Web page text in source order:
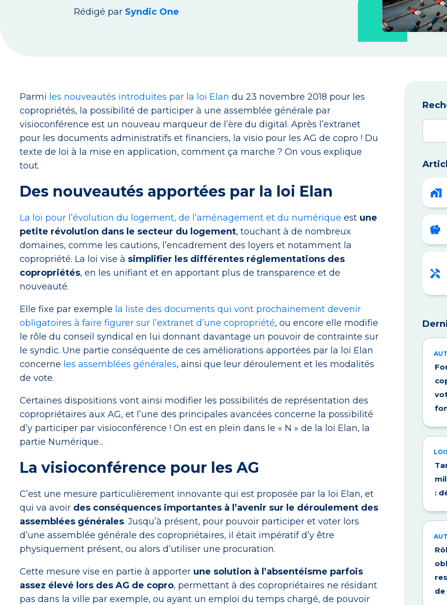
Rédigé par Syndic One
Parmi les nouveautés introduites par la loi Elan du 23 novembre 2018 pour les
copropriétés, la possibilité de participer à une assemblée générale par
visioconférence est un nouveau marqueur de l’ère du digital. Après l’extranet
pour les documents administratifs et financiers, la visio pour les AG de copro ! Du
texte de loi à la mise en application, comment ça marche ? On vous explique
tout.
Des nouveautés apportées par la loi Elan
La loi pour l’évolution du logement, de l’aménagement et du numérique est une
petite révolution dans le secteur du logement, touchant à de nombreux
domaines, comme les cautions, l’encadrement des loyers et notamment la
copropriété. La loi vise à simplifier les différentes réglementations des
copropriétés, en les unifiant et en apportant plus de transparence et de
nouveauté.
Elle fixe par exemple la liste des documents qui vont prochainement devenir
obligatoires à faire figurer sur l’extranet d’une copropriété, ou encore elle modifie
le rôle du conseil syndical en lui donnant davantage un pouvoir de contrainte sur
le syndic. Une partie conséquente de ces améliorations apportées par la loi Elan
concerne les assemblées générales, ainsi que leur déroulement et les modalités
de vote.
Certaines dispositions vont ainsi modifier les possibilités de représentation des
copropriétaires aux AG, et l’une des principales avancées concerne la possibilité
d’y participer par visioconférence ! On est en plein dans le « N » de la loi Elan, la
partie Numérique...
La visioconférence pour les AG
C’est une mesure particulièrement innovante qui est proposée par la loi Elan, et
qui va avoir des conséquences importantes à l’avenir sur le déroulement des
assemblées générales. Jusqu’à présent, pour pouvoir participer et voter lors
d’une assemblée générale des copropriétaires, il était impératif d’y être
physiquement présent, ou alors d’utiliser une procuration.
Cette mesure vise en partie à apporter une solution à l’absentéisme parfois
assez élevé lors des AG de copro, permettant à des copropriétaires ne résidant
pas dans la ville par exemple, ou ayant un emploi du temps chargé, de pouvoir
: